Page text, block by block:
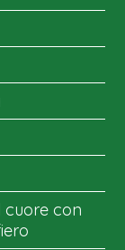
cuore con